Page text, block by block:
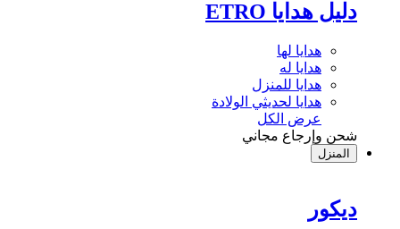
دليل هدايا ETRO
هدايا لها
هدايا له
هدايا للمنزل
هدايا لحديثي الولادة
عرض الكل
شحن وإرجاع مجاني
المنزل
ديكور